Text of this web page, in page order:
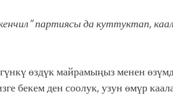
партиясы да куттуктап,
өздүк майрамыңыз менен
бекем ден соолук, узун өмүр